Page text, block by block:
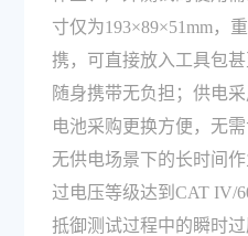
寸仅为193×89×51mm，
携，可直接放入工具包
随身携带无负担；供电
电池采购更换方便，无
无供电场景下的长时间
过电压等级达到CAT IV/
抵御测试过程中的瞬时